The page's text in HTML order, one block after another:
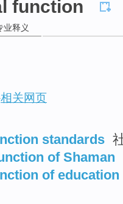
function
业释义
相关网页
standards
of Shaman
of education